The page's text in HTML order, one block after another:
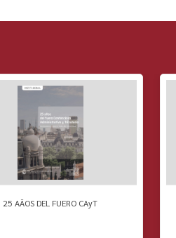
25 AÃOS DEL FUERO CAyT